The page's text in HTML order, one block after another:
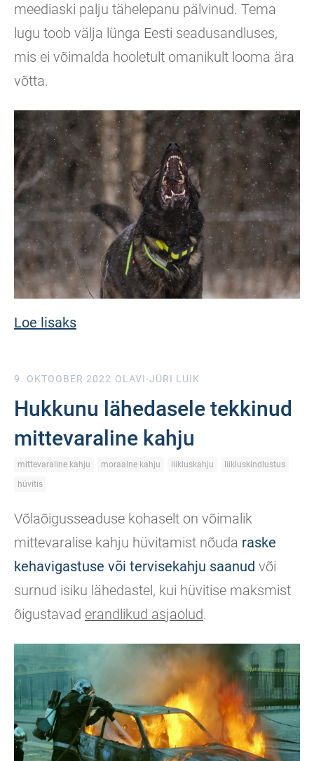
meediaski palju tähelepanu pälvinud. Tema
lugu toob välja lünga Eesti seadusandluses,
mis ei võimalda hooletult omanikult looma ära
võtta.
Loe lisaks
9. OKTOOBER 2022 OLAVI-JÜRI LUIK
Hukkunu lähedasele tekkinud
mittevaraline kahju
mittevaraline kahju moraalne kahju liikluskahju
liikluskindlustus
hüvitis
Võlaõigusseaduse kohaselt on võimalik
mittevaralise kahju hüvitamist nõuda raske
kehavigastuse või tervisekahju saanud või
surnud isiku lähedastel, kui hüvitise maksmist
õigustavad erandlikud asjaolud.